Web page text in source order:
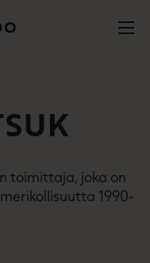
toimittaja, joka on
1990-